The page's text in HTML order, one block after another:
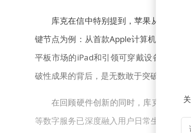
库克在信中特别提到，苹果从创立之
键节点为例：从首款Apple计算机到Mac
平板市场的iPad和引领可穿戴设备的
破性成果的背后，是无数敢于突破常规的
在回顾硬件创新的同时，库克也着重
等数字服务已深度融入用户日常生活，